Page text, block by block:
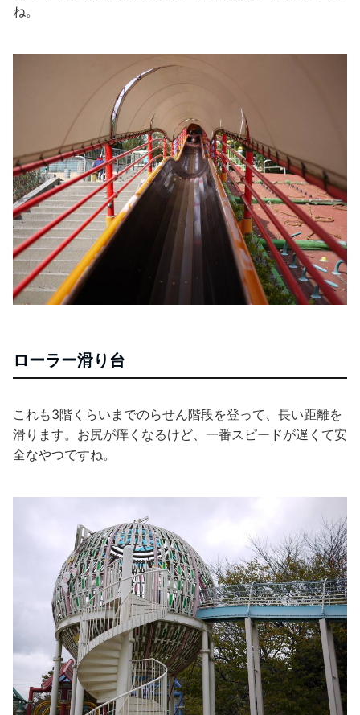
ね。
ローラー滑り台
これも3階くらいまでのらせん階段を登って、長い距離を
滑ります。お尻が痒くなるけど、一番スピードが遅くて安
全なやつですね。